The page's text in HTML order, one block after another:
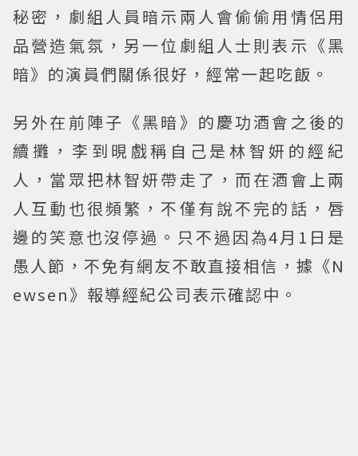
秘密，劇組人員暗示兩人會偷偷用情侶用
品營造氣氛，另一位劇組人士則表示《黑
暗》的演員們關係很好，經常一起吃飯。
另外在前陣子《黑暗》的慶功酒會之後的
續攤，李到晛戲稱自己是林智妍的經紀
人，當眾把林智妍帶走了，而在酒會上兩
人互動也很頻繁，不僅有說不完的話，唇
邊的笑意也沒停過。只不過因為4月1日是
愚人節，不免有網友不敢直接相信，據《N
ewsen》報導經紀公司表示確認中。